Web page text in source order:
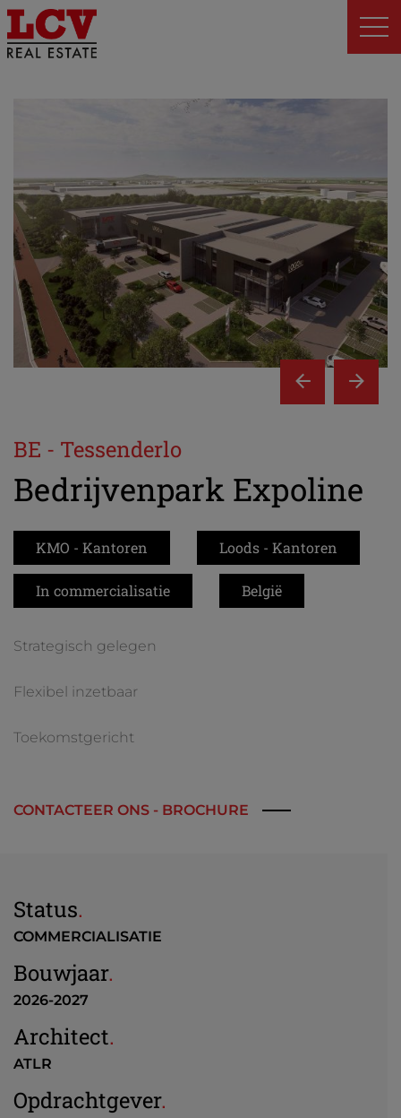
BE - Tessenderlo
Bedrijvenpark Expoline
KMO - Kantoren Loods - Kantoren
In commercialisatie België
Strategisch gelegen
Flexibel inzetbaar
Toekomstgericht
CONTACTEER ONS - BROCHURE
Status.
COMMERCIALISATIE
Bouwjaar.
2026-2027
Architect.
ATLR
Opdrachtgever.